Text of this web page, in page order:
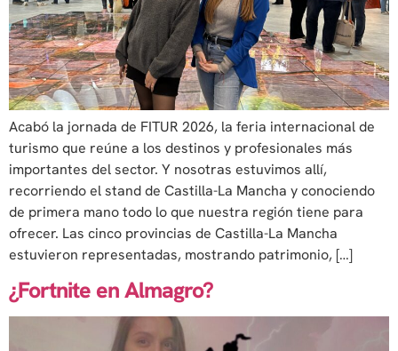
Acabó la jornada de FITUR 2026, la feria internacional de
turismo que reúne a los destinos y profesionales más
importantes del sector. Y nosotras estuvimos allí,
recorriendo el stand de Castilla-La Mancha y conociendo
de primera mano todo lo que nuestra región tiene para
ofrecer. Las cinco provincias de Castilla-La Mancha
estuvieron representadas, mostrando patrimonio, […]
¿Fortnite en Almagro?